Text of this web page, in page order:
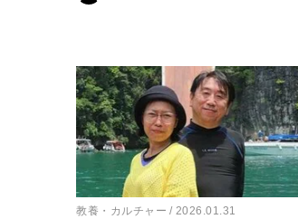
教養・カルチャー 2026.01.31